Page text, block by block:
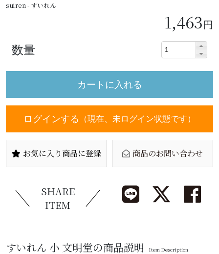
suiren - すいれん
1,463円
数量
ログインする （現在、未ログイン状態です）
お気に入り商品に登録 商品のお問い合わせ
SHARE
ITEM
すいれん 小 文明堂の商品説明 Item Description